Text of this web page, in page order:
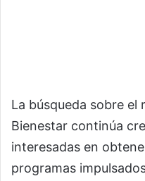
La búsqueda sobre el
Bienestar continúa
interesadas en
programas